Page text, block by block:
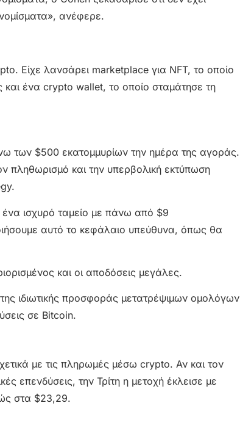
ανέφερε.
Είχε λανσάρει marketplace για NFT, το οποίο
και ένα crypto wallet, το οποίο σταμάτησε τη
των $500 εκατομμυρίων την ημέρα της αγοράς.
πληθωρισμό και την υπερβολική εκτύπωση
ένα ισχυρό ταμείο με πάνω από $9
αυτό το κεφάλαιο υπεύθυνα, όπως θα
και οι αποδόσεις μεγάλες.
ιδιωτικής προσφοράς μετατρέψιμων ομολόγων
σε Bitcoin.
με τις πληρωμές μέσω crypto. Αν και τον
επενδύσεις, την Τρίτη η μετοχή έκλεισε με
στα $23,29.